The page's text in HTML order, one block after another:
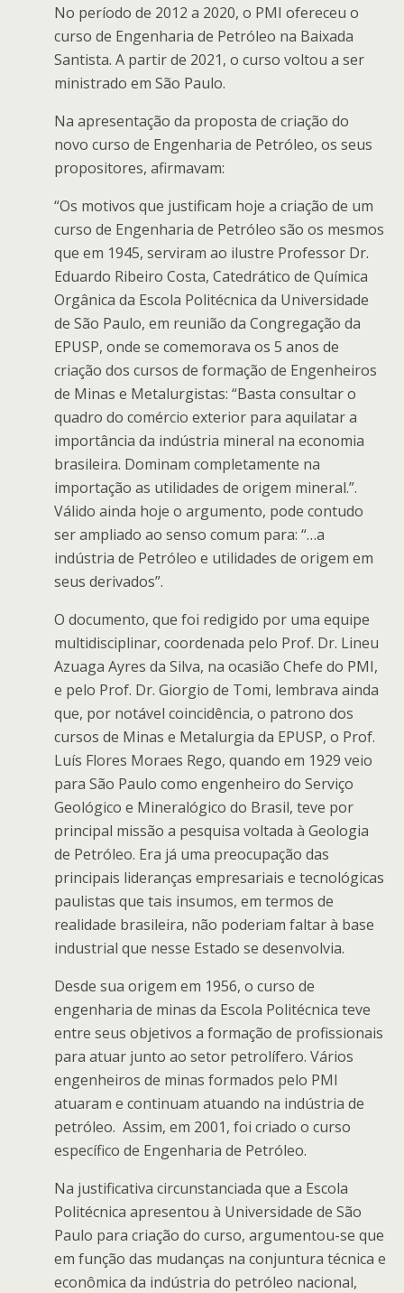
No período de 2012 a 2020, o PMI ofereceu o
curso de Engenharia de Petróleo na Baixada
Santista. A partir de 2021, o curso voltou a ser
ministrado em São Paulo.
Na apresentação da proposta de criação do
novo curso de Engenharia de Petróleo, os seus
propositores, afirmavam:
“Os motivos que justificam hoje a criação de um
curso de Engenharia de Petróleo são os mesmos
que em 1945, serviram ao ilustre Professor Dr.
Eduardo Ribeiro Costa, Catedrático de Química
Orgânica da Escola Politécnica da Universidade
de São Paulo, em reunião da Congregação da
EPUSP, onde se comemorava os 5 anos de
criação dos cursos de formação de Engenheiros
de Minas e Metalurgistas: “Basta consultar o
quadro do comércio exterior para aquilatar a
importância da indústria mineral na economia
brasileira. Dominam completamente na
importação as utilidades de origem mineral.”.
Válido ainda hoje o argumento, pode contudo
ser ampliado ao senso comum para: “…a
indústria de Petróleo e utilidades de origem em
seus derivados”.
O documento, que foi redigido por uma equipe
multidisciplinar, coordenada pelo Prof. Dr. Lineu
Azuaga Ayres da Silva, na ocasião Chefe do PMI,
e pelo Prof. Dr. Giorgio de Tomi, lembrava ainda
que, por notável coincidência, o patrono dos
cursos de Minas e Metalurgia da EPUSP, o Prof.
Luís Flores Moraes Rego, quando em 1929 veio
para São Paulo como engenheiro do Serviço
Geológico e Mineralógico do Brasil, teve por
principal missão a pesquisa voltada à Geologia
de Petróleo. Era já uma preocupação das
principais lideranças empresariais e tecnológicas
paulistas que tais insumos, em termos de
realidade brasileira, não poderiam faltar à base
industrial que nesse Estado se desenvolvia.
Desde sua origem em 1956, o curso de
engenharia de minas da Escola Politécnica teve
entre seus objetivos a formação de profissionais
para atuar junto ao setor petrolífero. Vários
engenheiros de minas formados pelo PMI
atuaram e continuam atuando na indústria de
petróleo. Assim, em 2001, foi criado o curso
específico de Engenharia de Petróleo.
Na justificativa circunstanciada que a Escola
Politécnica apresentou à Universidade de São
Paulo para criação do curso, argumentou-se que
em função das mudanças na conjuntura técnica e
econômica da indústria do petróleo nacional,